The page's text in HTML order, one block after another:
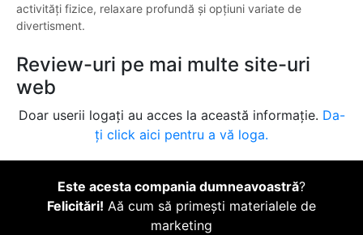
activități fizice, relaxare profundă și opțiuni variate de
divertisment.
Review-uri pe mai multe site-uri
web
Doar userii logați au acces la această informație. Da-
ți click aici pentru a vă loga.
Este acesta compania dumneavoastră?
Felicitări! Aă cum să primești materialele de
marketing